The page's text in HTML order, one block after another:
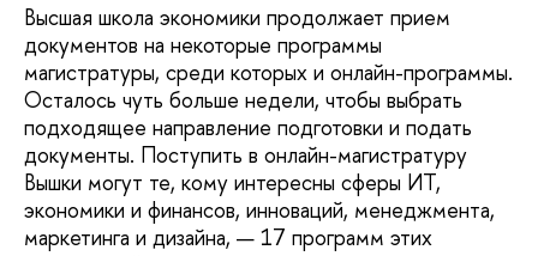
Высшая школа экономики продолжает прием
документов на некоторые программы
магистратуры, среди которых и онлайн-программы.
Осталось чуть больше недели, чтобы выбрать
подходящее направление подготовки и подать
документы. Поступить в онлайн-магистратуру
Вышки могут те, кому интересны сферы ИТ,
экономики и финансов, инноваций, менеджмента,
маркетинга и дизайна, — 17 программ этих